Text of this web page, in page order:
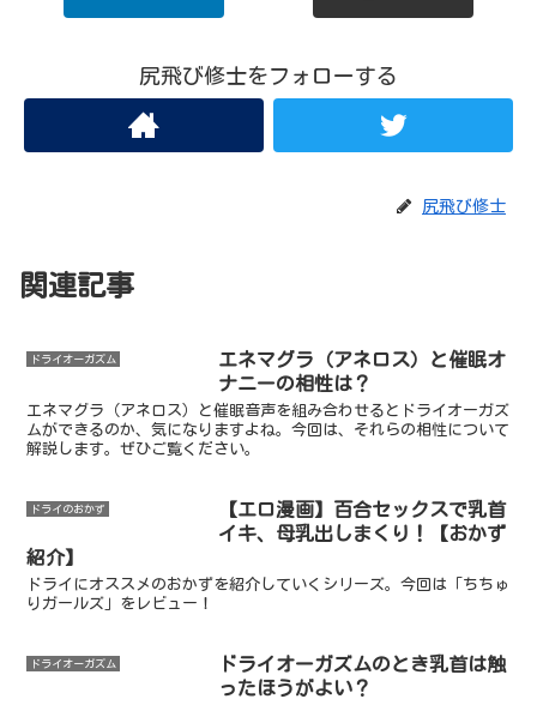
尻飛び修士をフォローする
尻飛び修士
関連記事
ドライオーガズム
エネマグラ（アネロス）と催眠オ
ナニーの相性は？
エネマグラ（アネロス）と催眠音声を組み合わせるとドライオーガズ
ムができるのか、気になりますよね。今回は、それらの相性について
解説します。ぜひご覧ください。
ドライのおかず
【エロ漫画】百合セックスで乳首
イキ、母乳出しまくり！【おかず
紹介】
ドライにオススメのおかずを紹介していくシリーズ。今回は「ちちゅ
りガールズ」をレビュー！
ドライオーガズム
ドライオーガズムのとき乳首は触
ったほうがよい？